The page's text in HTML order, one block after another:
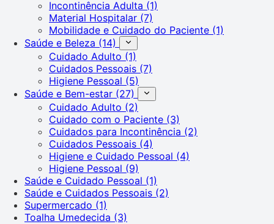
Incontinência Adulta (1)
Material Hospitalar (7)
Mobilidade e Cuidado do Paciente (1)
Saúde e Beleza (14)
Cuidado Adulto (1)
Cuidados Pessoais (7)
Higiene Pessoal (5)
Saúde e Bem-estar (27)
Cuidado Adulto (2)
Cuidado com o Paciente (3)
Cuidados para Incontinência (2)
Cuidados Pessoais (4)
Higiene e Cuidado Pessoal (4)
Higiene Pessoal (9)
Saúde e Cuidado Pessoal (1)
Saúde e Cuidados Pessoais (2)
Supermercado (1)
Toalha Umedecida (3)